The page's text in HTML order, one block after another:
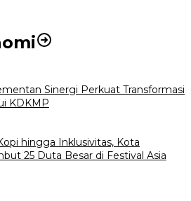
Sinergi Perkuat Transformasi
KDKMP
hingga Inklusivitas, Kota
25 Duta Besar di Festival Asia